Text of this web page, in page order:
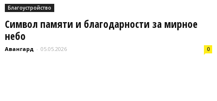
Благоустройство
Символ памяти и благодарности за мирное
небо
Авангард - 05.05.2026 0